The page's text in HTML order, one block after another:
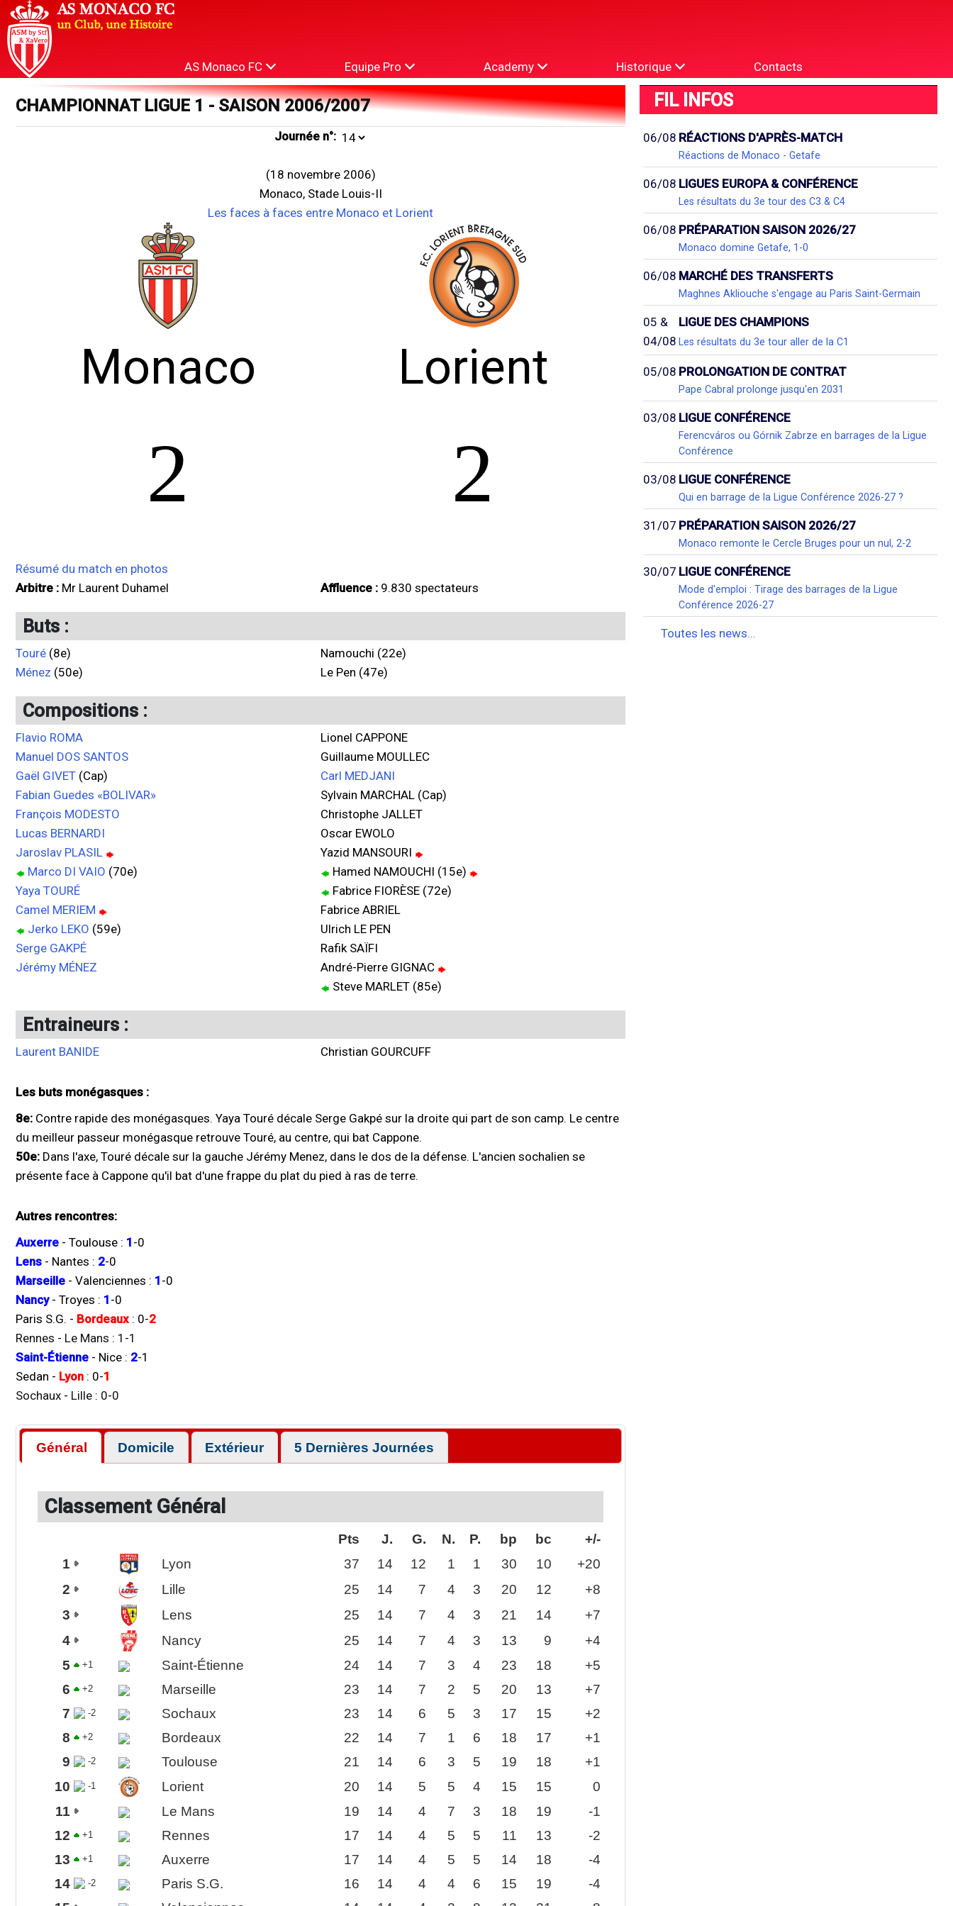
AS Monaco FC Equipe Pro Academy Historique Contacts
CHAMPIONNAT LIGUE 1 - SAISON 2006/2007
Journée n°:
(18 novembre 2006)
Monaco, Stade Louis-II
Les faces à faces entre Monaco et Lorient
Monaco Lorient
2 2
Résumé du match en photos
Arbitre : Mr Laurent Duhamel Affluence : 9.830 spectateurs
Buts :
Touré (8e)
Ménez (50e)
Namouchi (22e)
Le Pen (47e)
Compositions :
Flavio ROMA
Manuel DOS SANTOS
Gaël GIVET (Cap)
Fabian Guedes «BOLIVAR»
François MODESTO
Lucas BERNARDI
Jaroslav PLASIL
Marco DI VAIO (70e)
Yaya TOURÉ
Camel MERIEM
Jerko LEKO (59e)
Serge GAKPÉ
Jérémy MÉNEZ
Lionel CAPPONE
Guillaume MOULLEC
Carl MEDJANI
Sylvain MARCHAL (Cap)
Christophe JALLET
Oscar EWOLO
Yazid MANSOURI
Hamed NAMOUCHI (15e)
Fabrice FIORÈSE (72e)
Fabrice ABRIEL
Ulrich LE PEN
Rafik SAÏFI
André-Pierre GIGNAC
Steve MARLET (85e)
Entraineurs :
Laurent BANIDE Christian GOURCUFF
Les buts monégasques :
8e: Contre rapide des monégasques. Yaya Touré décale Serge Gakpé sur la droite qui part de son camp. Le centre
du meilleur passeur monégasque retrouve Touré, au centre, qui bat Cappone.
50e: Dans l'axe, Touré décale sur la gauche Jérémy Menez, dans le dos de la défense. L'ancien sochalien se
présente face à Cappone qu'il bat d'une frappe du plat du pied à ras de terre.
Autres rencontres:
Auxerre - Toulouse : 1 -0
Lens - Nantes : 2-0
Marseille - Valenciennes : 1 -0
Nancy- Troyes : 1 -0
Paris S.G. - Bordeaux : 0-2
Rennes - Le Mans : 1 -1
Saint-Étienne - Nice : 2-1
Sedan - Lyon : 0-1
Sochaux - Lille : 0-0
Général Domicile Extérieur 5 Dernières Journées
Classement Général
Pts J. G. N. P. bp bc
+/-
1
Lyon 37 14 12 1 1 30 10
+20
2
Lille 25 14 7 4 3 20 12
+8
3
Lens 25 14 7 4 3 21 14
+7
4
Nancy 25 14 7 4 3 13 9
+4
5
+1 Saint-Étienne 24 14 7 3 4 23 18
+5
6
+2 Marseille 23 14 7 2 5 20 13
+7
7
-2 Sochaux 23 14 6 5 3 17 15
+2
8
+2 Bordeaux 22 14 7 1 6 18 17
+1
9
-2 Toulouse 21 14 6 3 5 19 18
+1
10
-1 Lorient 20 14 5 5 4 15 15
0
11
Le Mans 19 14 4 7 3 18 19
-1
12
+1 Rennes 17 14 4 5 5 11 13
-2
13
+1 Auxerre 17 14 4 5 5 14 18
-4
14
-2 Paris S.G. 16 14 4 4 6 15 19
-4
FIL INFOS
06/08 RÉACTIONS D'APRÈS-MATCH
Réactions de Monaco - Getafe
06/08 LIGUES EUROPA & CONFÉRENCE
Les résultats du 3e tour des C3 & C4
06/08 PRÉPARATION SAISON 2026/27
Monaco domine Getafe, 1-0
06/08 MARCHÉ DES TRANSFERTS
Maghnes Akliouche s'engage au Paris Saint-Germain
05 &
04/08
LIGUE DES CHAMPIONS
Les résultats du 3e tour aller de la C1
05/08 PROLONGATION DE CONTRAT
Pape Cabral prolonge jusqu'en 2031
03/08 LIGUE CONFÉRENCE
Ferencváros ou Górnik Zabrze en barrages de la Ligue
Conférence
03/08 LIGUE CONFÉRENCE
Qui en barrage de la Ligue Conférence 2026-27 ?
31/07 PRÉPARATION SAISON 2026/27
Monaco remonte le Cercle Bruges pour un nul, 2-2
30/07 LIGUE CONFÉRENCE
Mode d'emploi : Tirage des barrages de la Ligue
Conférence 2026-27
Toutes les news...